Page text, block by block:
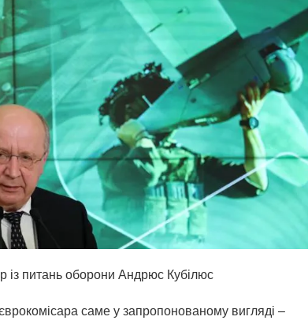
із питань оборони Андрюс Кубілюс
саме у запропонованому вигляді –